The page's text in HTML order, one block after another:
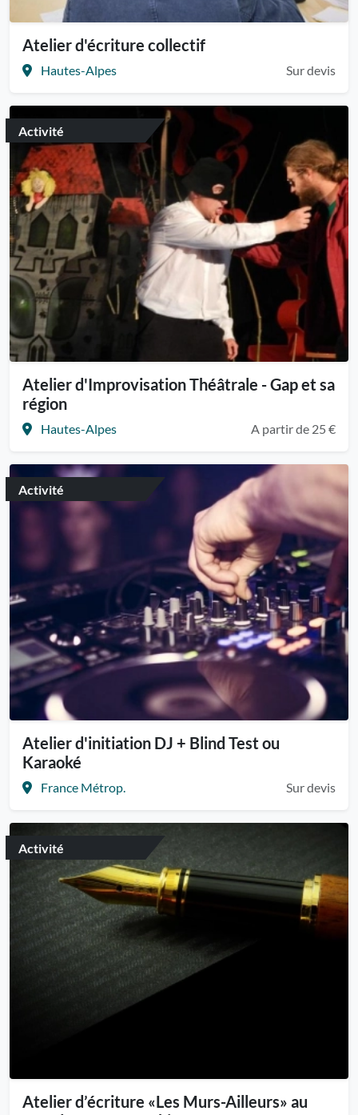
Atelier d'écriture collectif
Hautes-Alpes Sur devis
Activité
Atelier d'Improvisation Théâtrale - Gap et sa
région
Hautes-Alpes A partir de 25 €
Activité
Atelier d'initiation DJ + Blind Test ou
Karaoké
France Métrop. Sur devis
Activité
Atelier d’écriture «Les Murs-Ailleurs» au